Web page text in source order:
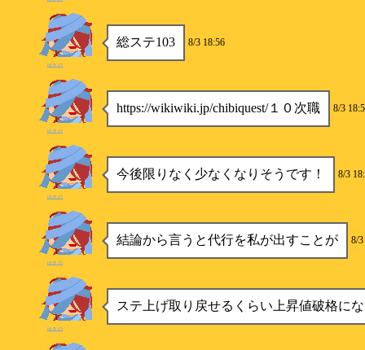
総ステ103 8/3 18:56
ゆきの
https://wikiwiki.jp/chibiquest/１０次職 8/3
ゆきの
今後限りなく少なくなりそうです！ 8/3
ゆきの
結論から言うと代行を私が出すことが 8/
ゆきの
ステ上げ取り戻せるくらい上昇値破格に
ゆきの